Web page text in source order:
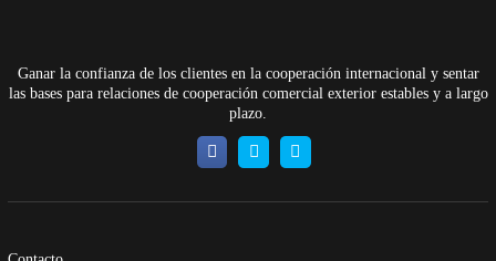
Ganar la confianza de los clientes en la cooperación internacional y sentar
las bases para relaciones de cooperación comercial exterior estables y a largo
plazo.